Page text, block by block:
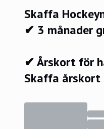
Skaffa
✔ 3 månader
✔ Årskort för
Skaffa årskort